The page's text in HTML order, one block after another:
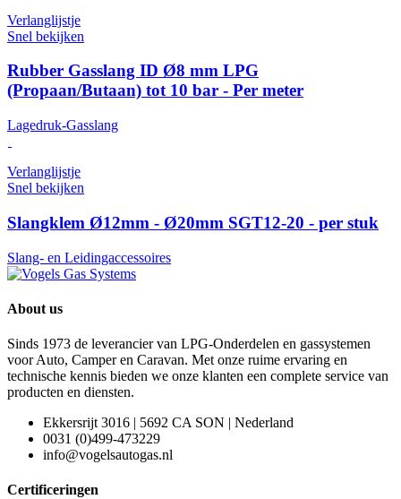
Verlanglijstje
Snel bekijken
Rubber Gasslang ID Ø8 mm LPG
(Propaan/Butaan) tot 10 bar - Per meter
Lagedruk-Gasslang
Verlanglijstje
Snel bekijken
Slangklem Ø12mm - Ø20mm SGT12-20 - per stuk
Slang- en Leidingaccessoires
About us
Sinds 1973 de leverancier van LPG-Onderdelen en gassystemen
voor Auto, Camper en Caravan. Met onze ruime ervaring en
technische kennis bieden we onze klanten een complete service van
producten en diensten.
Ekkersrijt 3016 | 5692 CA SON | Nederland
0031 (0)499-473229
info@vogelsautogas.nl
Certificeringen